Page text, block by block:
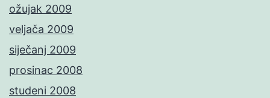
ožujak 2009
veljača 2009
siječanj 2009
prosinac 2008
studeni 2008